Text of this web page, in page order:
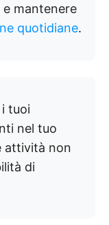
mantenere
quotidiane.
tuoi
nel tuo
attività non
di